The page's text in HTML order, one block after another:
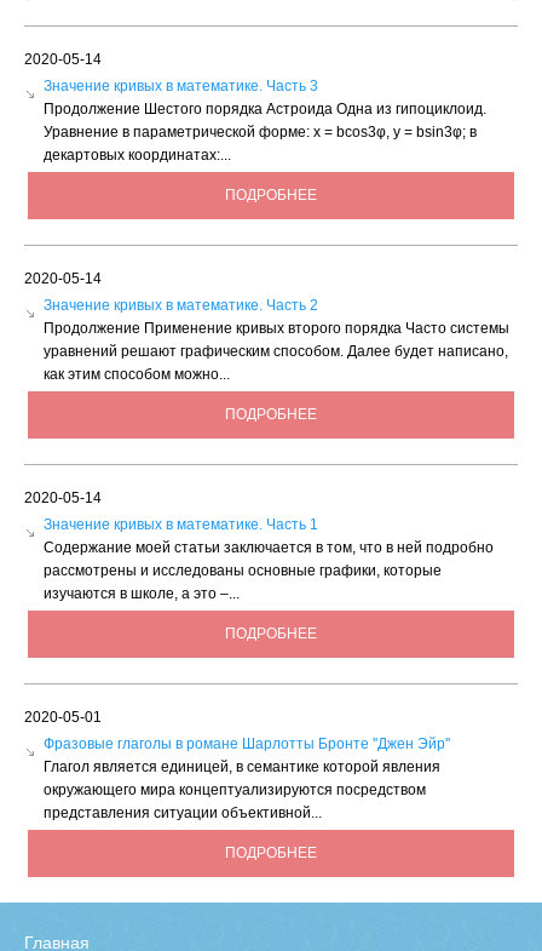
2020-05-14
Значение кривых в математике. Часть 3
Продолжение Шестого порядка Астроида Одна из гипоциклоид.
Уравнение в параметрической форме: х = bсоs3φ, у = bsin3φ; в
декартовых координатах:...
ПОДРОБНЕЕ
2020-05-14
Значение кривых в математике. Часть 2
Продолжение Применение кривых второго порядка Часто системы
уравнений решают графическим способом. Далее будет написано,
как этим способом можно...
ПОДРОБНЕЕ
2020-05-14
Значение кривых в математике. Часть 1
Содержание моей статьи заключается в том, что в ней подробно
рассмотрены и исследованы основные графики, которые
изучаются в школе, а это –...
ПОДРОБНЕЕ
2020-05-01
Фразовые глаголы в романе Шарлотты Бронте ''Джен Эйр''
Глагол является единицей, в семантике которой явления
окружающего мира концептуализируются посредством
представления ситуации объективной...
ПОДРОБНЕЕ
Главная